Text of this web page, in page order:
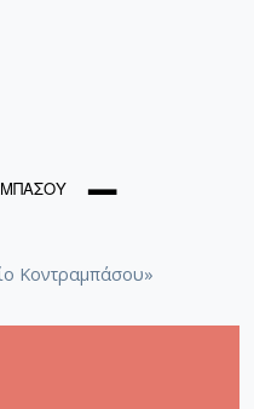
Κοντραμπάσου»